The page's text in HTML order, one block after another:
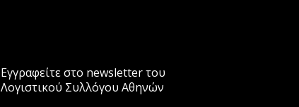
Εγγραφείτε στο newsletter του
Λογιστικού Συλλόγου Αθηνών